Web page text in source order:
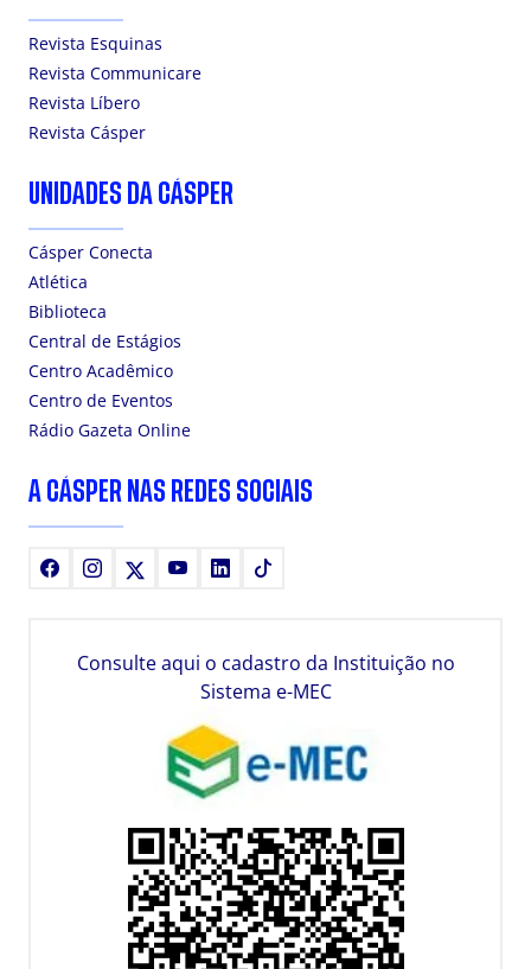
Revista Esquinas
Revista Communicare
Revista Líbero
Revista Cásper
UNIDADES DA CÁSPER
Cásper Conecta
Atlética
Biblioteca
Central de Estágios
Centro Acadêmico
Centro de Eventos
Rádio Gazeta Online
A CÁSPER NAS REDES SOCIAIS
FacebookInstagram YoutubeLinkedIn
Consulte aqui o cadastro da Instituição no
Sistema e-MEC